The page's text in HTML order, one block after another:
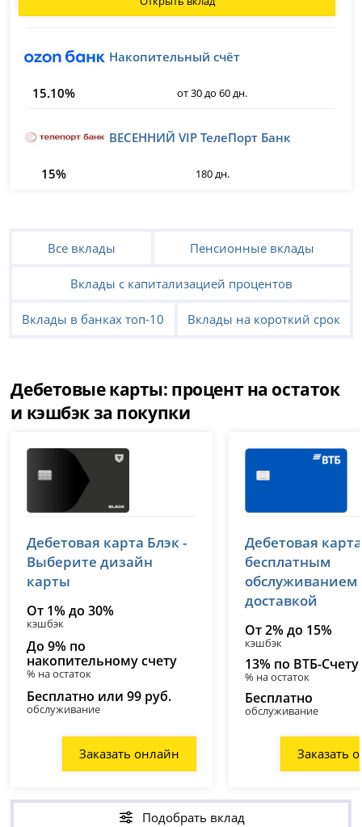
Накопительный счёт
15.10% от 30 до 60 дн.
ВЕСЕННИЙ VIP ТелеПорт Банк
15% 180 дн.
Все вклады Пенсионные вклады
Вклады с капитализацией процентов
Вклады в банках топ-10 Вклады на короткий срок
Дебетовые карты: процент на остаток
и кэшбэк за покупки
лицензия № 2673
Дебетовая карта Блэк -
Выберите дизайн
карты
От 1% до 30%
кэшбэк
До 9% по
накопительному счету
% на остаток
Бесплатно или 99 руб.
обслуживание
Заказать онлайн
лицензия № 1000
Дебетовая
бесплатным
обслуживанием
доставкой
От 2% до 15%
кэшбэк
13% по ВТБ-Счету
% на остаток
Бесплатно
обслуживание
Заказать
Подобрать вклад